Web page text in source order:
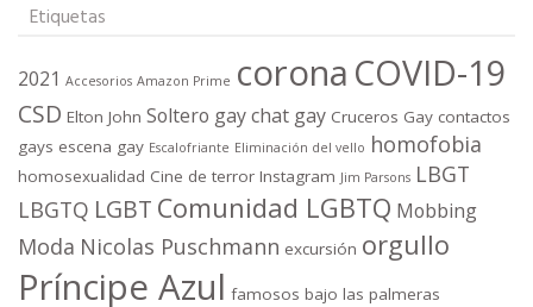
Etiquetas
2021 Accesorios Amazon Prime corona COVID-19
CSD Elton John Soltero gaychat gay Cruceros Gay contactos
gays escena gay Escalofriante Eliminación del vello homofobia
homosexualidad Cine de terror Instagram Jim Parsons LBGT
LBGTQ LGBT Comunidad LGBTQ Mobbing
Moda Nicolas Puschmann excursión orgullo
Príncipe Azul famosos bajo las palmeras